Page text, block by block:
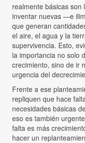
realmente básicas son
inventar nuevas —e
que generan
el aire, el agua y la
supervivencia. Esto,
la importancia no solo
crecimiento, sino de ir
urgencia del
Frente a ese
repliquen que hace
necesidades básicas
eso es también
falta es más
hacer un